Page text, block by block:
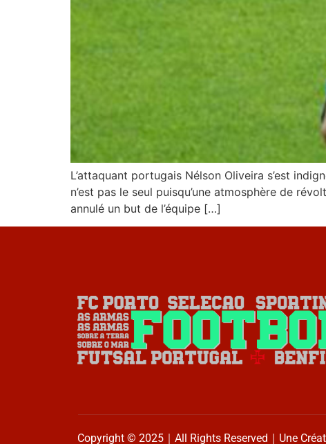
L’attaquant portugais Nélson Oliveira s’est
n’est pas le seul puisqu’une atmosphère de
annulé un but de l’équipe […]
Copyright © 2025｜All Rights Reserved｜Une